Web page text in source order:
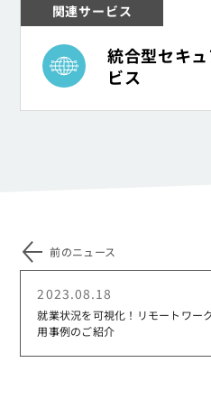
関連サービス
ネットワーク
統合型セキ
ビス
前のニュース
2023.08.18
就業状況を可視化！リモートワー
用事例のご紹介